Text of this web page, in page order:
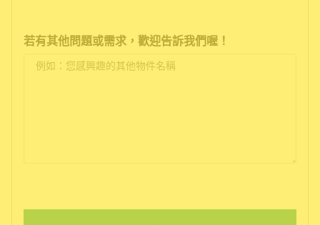
若有其他問題或需求，歡迎告訴我們喔！